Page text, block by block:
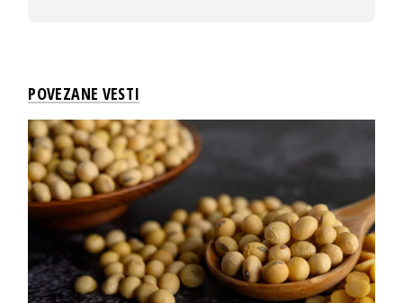
POVEZANE VESTI